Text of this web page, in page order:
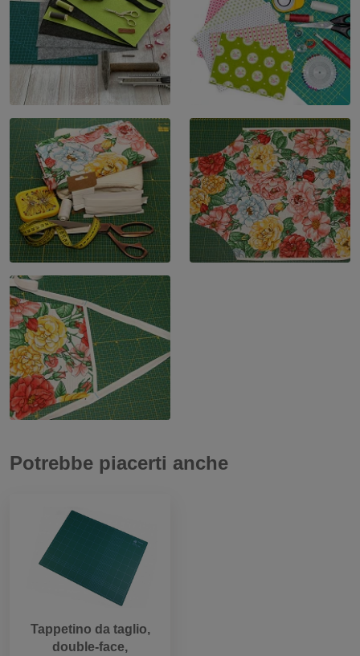
Potrebbe piacerti anche
Tappetino da taglio,
double-face,